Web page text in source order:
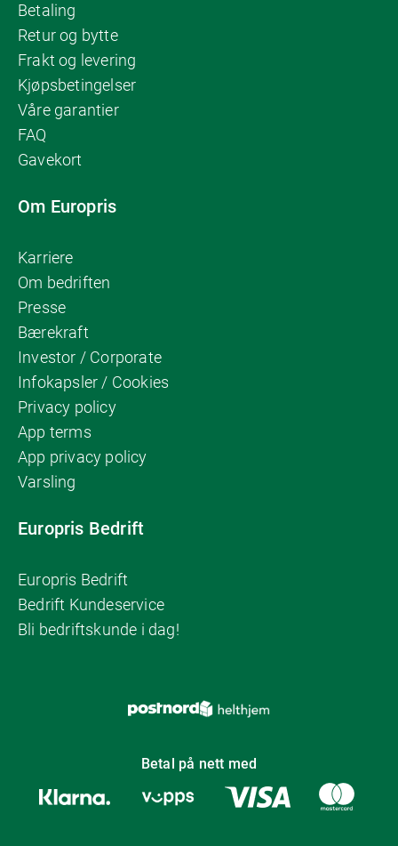
Betaling
Retur og bytte
Frakt og levering
Kjøpsbetingelser
Våre garantier
FAQ
Gavekort
Om Europris
Karriere
Om bedriften
Presse
Bærekraft
Investor / Corporate
Infokapsler / Cookies
Privacy policy
App terms
App privacy policy
Varsling
Europris Bedrift
Europris Bedrift
Bedrift Kundeservice
Bli bedriftskunde i dag!
Betal på nett med